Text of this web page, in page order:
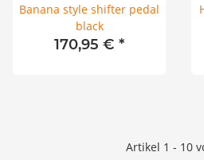
Banana style shifter pedal
black
170,95 € *
Artikel 1 - 10